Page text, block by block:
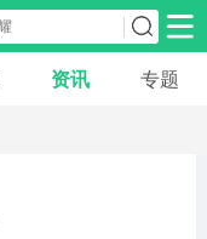
安卓游戏
资讯 专题